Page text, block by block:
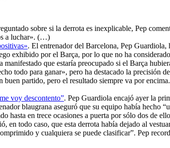
sobre si la derrota es inexplicable, Pep
a luchar». (…)
. El entrenador del Barcelona, Pep
exhibido por el Barça, por lo que no ha
que estaría preocupado si el Barça
todo para ganar», pero ha destacado la
partido, pero el resultado siempre va por
voy descontento”. Pep Guardiola encajó ayer la
blaugrana aseguró que su equipo había hecho
hasta en trece ocasiones a puerta por sólo dos de
en todo caso, que esta derrota había dejado al
y cualquiera se puede clasificar”. Pep